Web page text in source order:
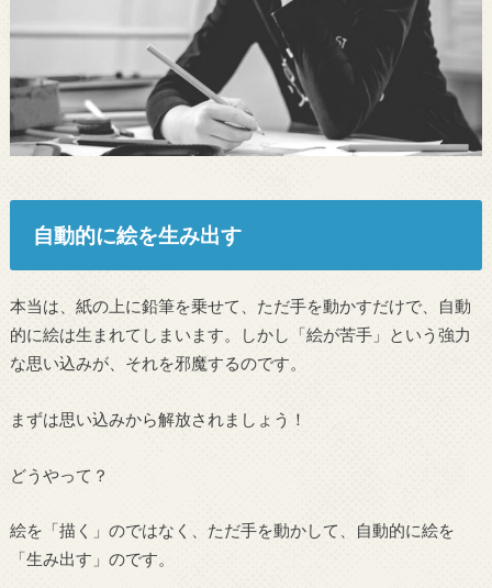
自動的に絵を生み出す
本当は、紙の上に鉛筆を乗せて、ただ手を動かすだけで、自動
的に絵は生まれてしまいます。しかし「絵が苦手」という強力
な思い込みが、それを邪魔するのです。
まずは思い込みから解放されましょう！
どうやって？
絵を「描く」のではなく、ただ手を動かして、自動的に絵を
「生み出す」のです。